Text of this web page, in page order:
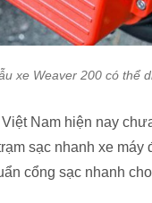
xe Weaver 200 có thể
Nam hiện nay
sạc nhanh xe
cổng sạc nhanh